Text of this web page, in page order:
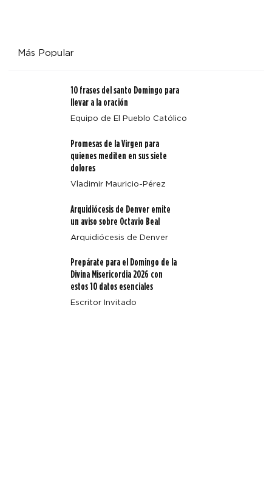
Más Popular
10 frases del santo Domingo para
llevar a la oración
Equipo de El Pueblo Católico
Promesas de la Virgen para
quienes mediten en sus siete
dolores
Vladimir Mauricio-Pérez
Arquidiócesis de Denver emite
un aviso sobre Octavio Beal
Arquidiócesis de Denver
Prepárate para el Domingo de la
Divina Misericordia 2026 con
estos 10 datos esenciales
Escritor Invitado